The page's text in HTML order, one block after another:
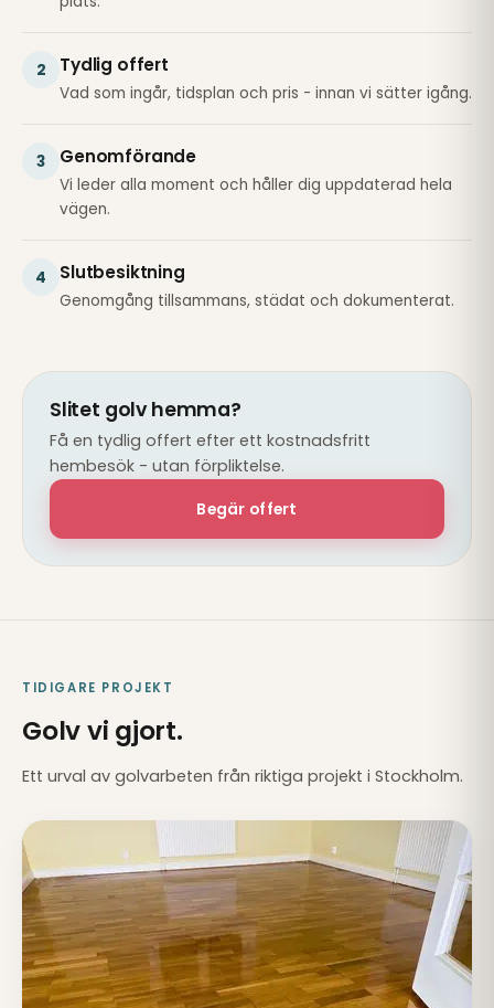
2 Tydlig offert
Vad som ingår, tidsplan och pris - innan vi sätter igång.
3 Genomförande
Vi leder alla moment och håller dig uppdaterad hela
vägen.
4 Slutbesiktning
Genomgång tillsammans, städat och dokumenterat.
Slitet golv hemma?
Få en tydlig offert efter ett kostnadsfritt
hembesök - utan förpliktelse.
Begär offert
TIDIGARE PROJEKT
Golv vi gjort.
Ett urval av golvarbeten från riktiga projekt i Stockholm.